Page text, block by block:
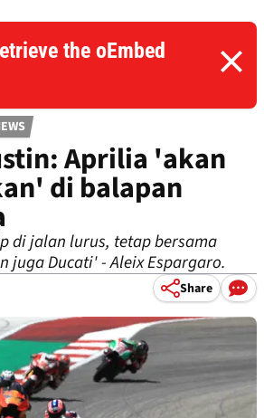
the oEmbed
Aprilia 'akan
di balapan
di jalan lurus, tetap bersama
juga Ducati' - Aleix Espargaro.
Share